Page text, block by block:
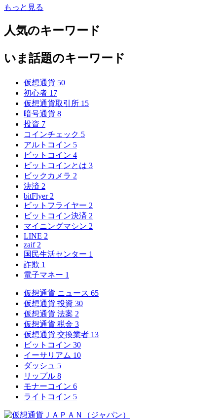
もっと見る
人気のキーワード
いま話題のキーワード
仮想通貨 50
初心者 17
仮想通貨取引所 15
暗号通貨 8
投資 7
コインチェック 5
アルトコイン 5
ビットコイン 4
ビットコインとは 3
ビックカメラ 2
決済 2
bitFlyer 2
ビットフライヤー 2
ビットコイン決済 2
マイニングマシン 2
LINE 2
zaif 2
国民生活センター 1
詐欺 1
電子マネー 1
仮想通貨 ニュース 65
仮想通貨 投資 30
仮想通貨 法案 2
仮想通貨 税金 3
仮想通貨 交換業者 13
ビットコイン 30
イーサリアム 10
ダッシュ 5
リップル 8
モナーコイン 6
ライトコイン 5